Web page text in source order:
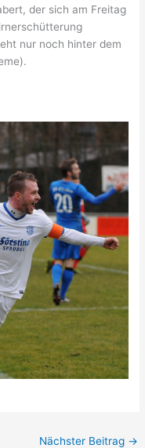
der sich am Freitag
nur noch hinter dem
Nächster Beitrag →